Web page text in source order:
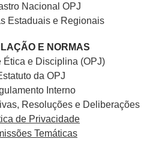
Nacional OPJ
Estaduais e Regionais
E NORMAS
Ética e Disciplina (OPJ)
da OPJ
Interno
Resoluções e Deliberações
de Privacidade
Temáticas